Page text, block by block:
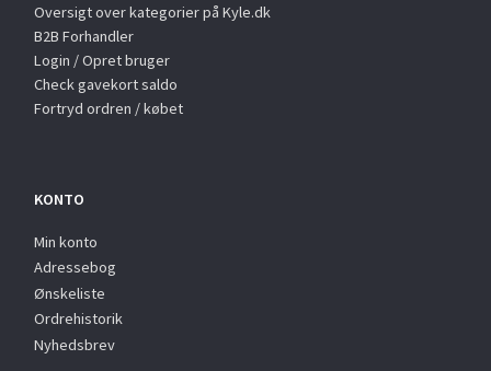
Oversigt over kategorier på Kyle.dk
B2B Forhandler
Login / Opret bruger
Check gavekort saldo
Fortryd ordren / købet
KONTO
Min konto
Adressebog
Ønskeliste
Ordrehistorik
Nyhedsbrev